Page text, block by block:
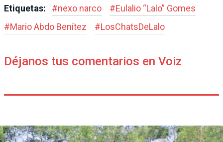
Etiquetas: #nexo narco #Eulalio “Lalo” Gomes
#Mario Abdo Benítez #LosChatsDeLalo
Déjanos tus comentarios en Voiz